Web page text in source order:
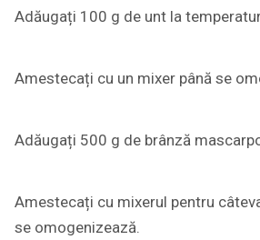
Adăugați 100 g de unt la
Amestecați cu un mixer până se
Adăugați 500 g de brânză
Amestecați cu mixerul pentru
se omogenizează.